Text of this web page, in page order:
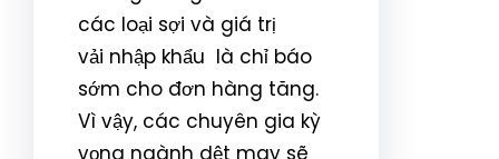
các loại sợi và giá trị
vải nhập khẩu là chỉ báo
sớm cho đơn hàng tăng.
Vì vậy, các chuyên gia kỳ
vọng ngành dệt may sẽ